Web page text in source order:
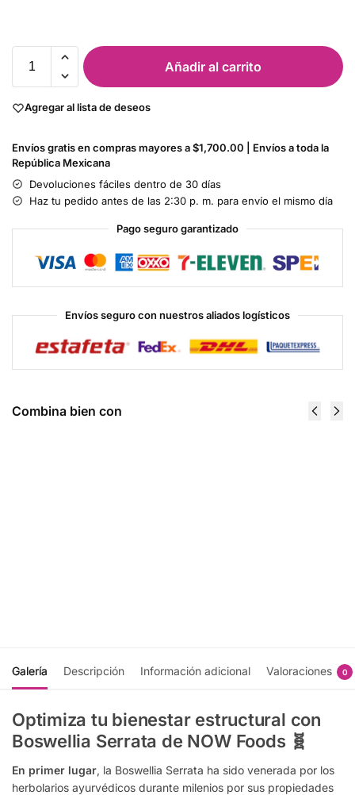
Añadir al carrito
Agregar al lista de deseos
Envíos gratis en compras mayores a $1,700.00 | Envíos a toda la
República Mexicana
Devoluciones fáciles dentro de 30 días
Haz tu pedido antes de las 2:30 p. m. para envío el mismo día
Pago seguro garantizado
Envíos seguro con nuestros aliados logísticos
Combina bien con
Galería Descripción Información adicional Valoraciones 0
Optimiza tu bienestar estructural con
Boswellia Serrata de NOW Foods 🧬
En primer lugar, la Boswellia Serrata ha sido venerada por los
herbolarios ayurvédicos durante milenios por sus propiedades